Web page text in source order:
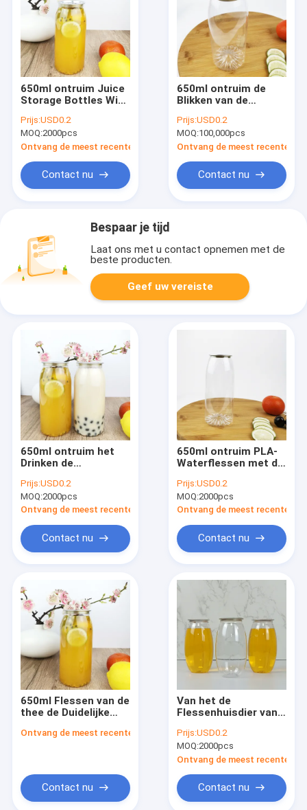
650ml ontruim Juice
Storage Bottles With
Opnieuw te gebruiken
Plastic Container
Prijs:USD0.2
MOQ:2000pcs
Ontvang de meest recente Prijs
Contact nu
650ml ontruim de
Blikken van de
de Onverwachte
Containers van de
Deksels Opnieuw te
Prijs:USD0.2
MOQ:100,000pcs
Ontvang de meest recente
Contact nu
Bespaar je tijd
Laat ons met u contact opnemen met de
beste producten.
Geef uw vereiste
650ml ontruim het
Drinken de
de Flessen Opnieuw
te gebruiken Plastic
Container
Prijs:USD0.2
MOQ:2000pcs
Ontvang de meest recente Prijs
Contact nu
650ml ontruim PLA-
Waterflessen met de
Dranken van
Dekselsetherische
oliën
Prijs:USD0.2
MOQ:2000pcs
Ontvang de meest recente
Contact nu
650ml Flessen van de
thee de Duidelijke
Container met
Ontvang de meest recente Prijs
Contact nu
Van het de
Flessenhuisdier van
Plastic de
Containerkruiken
met Gemakkelijke
Prijs:USD0.2
MOQ:2000pcs
Ontvang de meest recente
Contact nu